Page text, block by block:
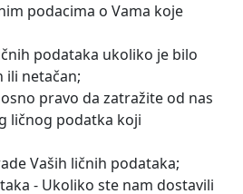
podacima o Vama koje
podataka ukoliko je bilo
ili netačan;
pravo da zatražite od nas
ličnog podatka koji
Vaših ličnih podataka;
- Ukoliko ste nam dostavili